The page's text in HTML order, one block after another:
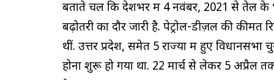
बताते चलें कि देशभर में 4 नवंबर, 2021 से तेल के
बढ़ोतरी का दौर जारी है. पेट्रोल-डीज़ल की कीमतें
थीं. उत्तर प्रदेश, समेत 5 राज्यों में हुए
होना शुरू हो गया था. 22 मार्च से लेकर 5 अप्रैल